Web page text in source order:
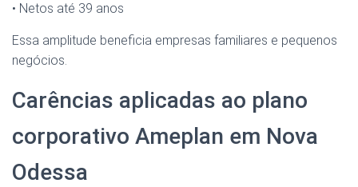
• Netos até 39 anos
Essa amplitude beneficia empresas familiares e pequenos
negócios.
Carências aplicadas ao plano
corporativo Ameplan em Nova
Odessa